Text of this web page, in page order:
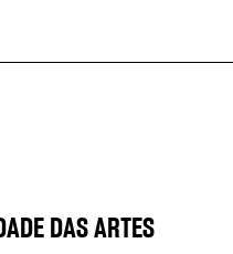
DAS ARTES